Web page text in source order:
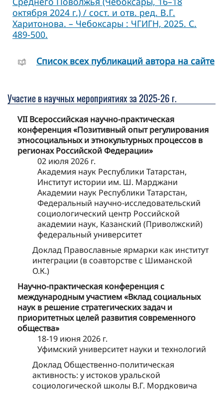
октября 2024 г.) / сост. и отв. ред. В.Г.
Харитонова. – Чебоксары : ЧГИГН, 2025. С.
489-500.
Cписок всех публикаций автора на сайте
Участие в научных мероприятиях за 2025-26 г.
VII Всероссийская научно-практическая
конференция «Позитивный опыт регулирования
этносоциальных и этнокультурных процессов в
регионах Российской Федерации»
02 июля 2026 г.
Академия наук Республики Татарстан,
Институт истории им. Ш. Марджани
Академии наук Республики Татарстан,
Федеральный научно-исследовательский
социологический центр Российской
академии наук, Казанский (Приволжский)
федеральный университет
Доклад Православные ярмарки как институт
интеграции (в соавторстве с Шиманской
О.К.)
Научно-практическая конференция с
международным участием «Вклад социальных
наук в решение стратегических задач и
приоритетных целей развития современного
общества»
18-19 июня 2026 г.
Уфимский университет науки и технологий
Доклад Общественно-политическая
активность: у истоков уральской
социологической школы В.Г. Мордковича